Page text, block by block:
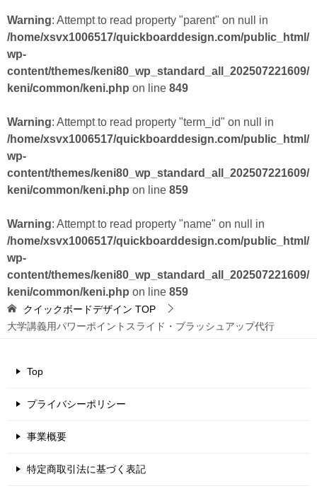
Warning: Attempt to read property "parent" on null in
/home/xsvx1006517/quickboarddesign.com/public_html/
wp-
content/themes/keni80_wp_standard_all_202507221609/
keni/common/keni.php on line 849
Warning: Attempt to read property "term_id" on null in
/home/xsvx1006517/quickboarddesign.com/public_html/
wp-
content/themes/keni80_wp_standard_all_202507221609/
keni/common/keni.php on line 859
Warning: Attempt to read property "name" on null in
/home/xsvx1006517/quickboarddesign.com/public_html/
wp-
content/themes/keni80_wp_standard_all_202507221609/
keni/common/keni.php on line 859
クイックボードデザイン TOP
大学講義用パワーポイントスライド・ブラッシュアップ代行
Top
プライバシーポリシー
事業概要
特定商取引法に基づく表記